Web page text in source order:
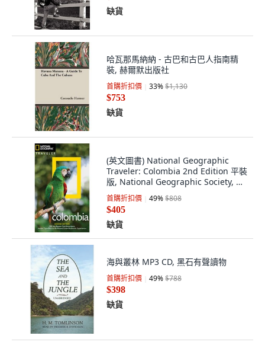
缺貨
哈瓦那馬納納 - 古巴和古巴人指南精
裝, 赫爾默出版社
首購折扣價 33% $1,130
$753
缺貨
(英文圖書) National Geographic
Traveler: Colombia 2nd Edition 平裝
版, National Geographic Society, 英
文
首購折扣價 49% $808
$405
缺貨
海與叢林 MP3 CD, 黑石有聲讀物
首購折扣價 49% $788
$398
缺貨